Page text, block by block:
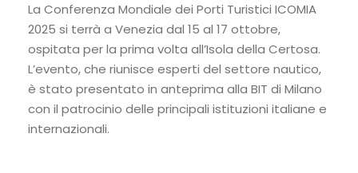
La Conferenza Mondiale dei Porti Turistici ICOMIA
2025 si terrà a Venezia dal 15 al 17 ottobre,
ospitata per la prima volta all’Isola della Certosa.
L’evento, che riunisce esperti del settore nautico,
è stato presentato in anteprima alla BIT di Milano
con il patrocinio delle principali istituzioni italiane e
internazionali.